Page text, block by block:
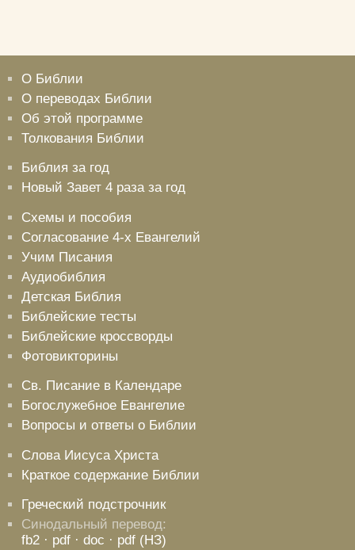
О Библии
О переводах Библии
Об этой программе
Толкования Библии
Библия за год
Новый Завет 4 раза за год
Схемы и пособия
Согласование 4-х Евангелий
Учим Писания
Аудиобиблия
Детская Библия
Библейские тесты
Библейские кроссворды
Фотовикторины
Св. Писание в Календаре
Богослужебное Евангелие
Вопросы и ответы о Библии
Слова Иисуса Христа
Краткое содержание Библии
Греческий подстрочник
Синодальный перевод:
fb2 · pdf · doc · pdf (НЗ)
Удалить